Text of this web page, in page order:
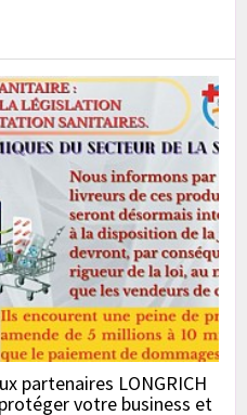
partenaires LONGRICH
votre business et